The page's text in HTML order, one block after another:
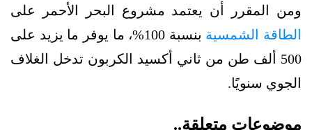
ومن المقرر أن يعتمد مشروع البحر الأحمر على
الطاقة الشمسية
بنسبة 100%، ما يوفر ما يزيد على
500 ألف طن من ثاني أكسيد الكربون تدخل الغلاف
الجوي سنويًا.
موضوعات متعلقة..